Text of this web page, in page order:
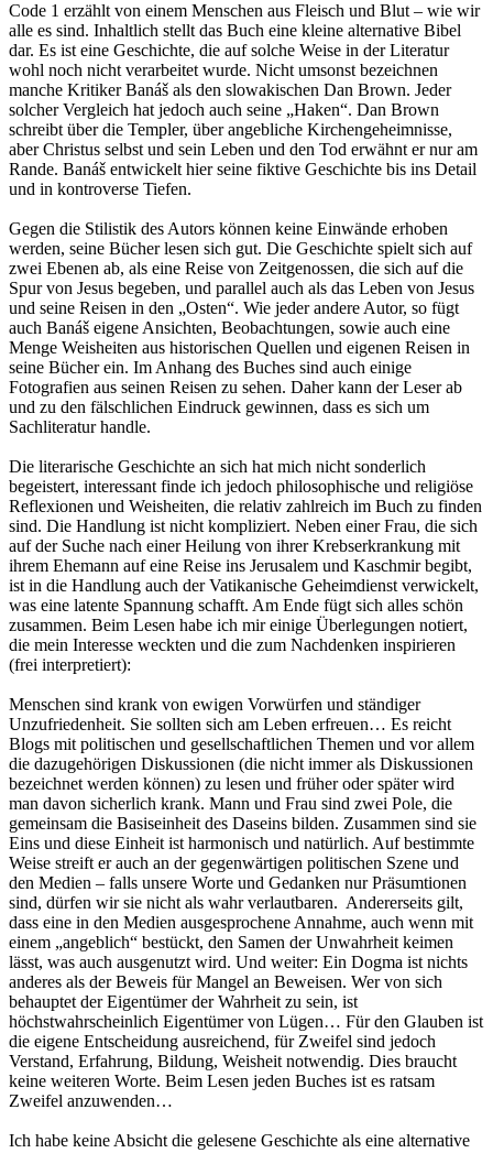
Code 1 erzählt von einem Menschen aus Fleisch und Blut – wie wir
alle es sind. Inhaltlich stellt das Buch eine kleine alternative Bibel
dar. Es ist eine Geschichte, die auf solche Weise in der Literatur
wohl noch nicht verarbeitet wurde. Nicht umsonst bezeichnen
manche Kritiker Banáš als den slowakischen Dan Brown. Jeder
solcher Vergleich hat jedoch auch seine „Haken“. Dan Brown
schreibt über die Templer, über angebliche Kirchengeheimnisse,
aber Christus selbst und sein Leben und den Tod erwähnt er nur am
Rande. Banáš entwickelt hier seine fiktive Geschichte bis ins Detail
und in kontroverse Tiefen.
Gegen die Stilistik des Autors können keine Einwände erhoben
werden, seine Bücher lesen sich gut. Die Geschichte spielt sich auf
zwei Ebenen ab, als eine Reise von Zeitgenossen, die sich auf die
Spur von Jesus begeben, und parallel auch als das Leben von Jesus
und seine Reisen in den „Osten“. Wie jeder andere Autor, so fügt
auch Banáš eigene Ansichten, Beobachtungen, sowie auch eine
Menge Weisheiten aus historischen Quellen und eigenen Reisen in
seine Bücher ein. Im Anhang des Buches sind auch einige
Fotografien aus seinen Reisen zu sehen. Daher kann der Leser ab
und zu den fälschlichen Eindruck gewinnen, dass es sich um
Sachliteratur handle.
Die literarische Geschichte an sich hat mich nicht sonderlich
begeistert, interessant finde ich jedoch philosophische und religiöse
Reflexionen und Weisheiten, die relativ zahlreich im Buch zu finden
sind. Die Handlung ist nicht kompliziert. Neben einer Frau, die sich
auf der Suche nach einer Heilung von ihrer Krebserkrankung mit
ihrem Ehemann auf eine Reise ins Jerusalem und Kaschmir begibt,
ist in die Handlung auch der Vatikanische Geheimdienst verwickelt,
was eine latente Spannung schafft. Am Ende fügt sich alles schön
zusammen. Beim Lesen habe ich mir einige Überlegungen notiert,
die mein Interesse weckten und die zum Nachdenken inspirieren
(frei interpretiert):
Menschen sind krank von ewigen Vorwürfen und ständiger
Unzufriedenheit. Sie sollten sich am Leben erfreuen… Es reicht
Blogs mit politischen und gesellschaftlichen Themen und vor allem
die dazugehörigen Diskussionen (die nicht immer als Diskussionen
bezeichnet werden können) zu lesen und früher oder später wird
man davon sicherlich krank. Mann und Frau sind zwei Pole, die
gemeinsam die Basiseinheit des Daseins bilden. Zusammen sind sie
Eins und diese Einheit ist harmonisch und natürlich. Auf bestimmte
Weise streift er auch an der gegenwärtigen politischen Szene und
den Medien – falls unsere Worte und Gedanken nur Präsumtionen
sind, dürfen wir sie nicht als wahr verlautbaren. Andererseits gilt,
dass eine in den Medien ausgesprochene Annahme, auch wenn mit
einem „angeblich“ bestückt, den Samen der Unwahrheit keimen
lässt, was auch ausgenutzt wird. Und weiter: Ein Dogma ist nichts
anderes als der Beweis für Mangel an Beweisen. Wer von sich
behauptet der Eigentümer der Wahrheit zu sein, ist
höchstwahrscheinlich Eigentümer von Lügen… Für den Glauben ist
die eigene Entscheidung ausreichend, für Zweifel sind jedoch
Verstand, Erfahrung, Bildung, Weisheit notwendig. Dies braucht
keine weiteren Worte. Beim Lesen jeden Buches ist es ratsam
Zweifel anzuwenden…
Ich habe keine Absicht die gelesene Geschichte als eine alternative